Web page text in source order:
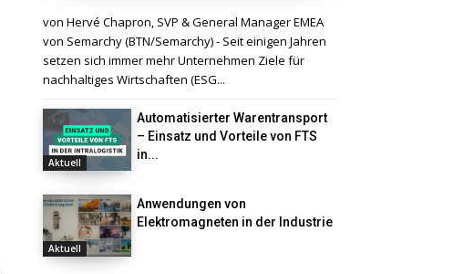
von Hervé Chapron, SVP & General Manager EMEA
von Semarchy (BTN/Semarchy) - Seit einigen Jahren
setzen sich immer mehr Unternehmen Ziele für
nachhaltiges Wirtschaften (ESG...
Aktuell
Automatisierter Warentransport
– Einsatz und Vorteile von FTS
in...
Aktuell
Anwendungen von
Elektromagneten in der Industrie